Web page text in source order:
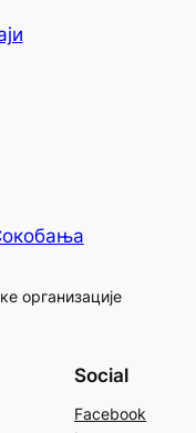
организације
Social
Facebook